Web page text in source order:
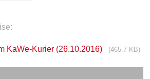
KaWe-Kurier (26.10.2016) (465.7 KB)